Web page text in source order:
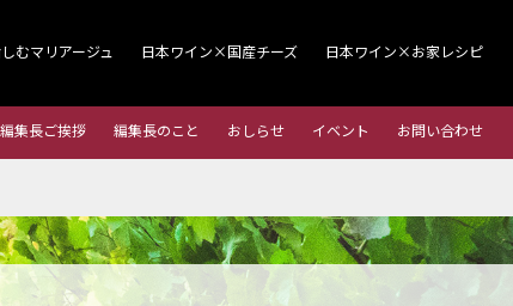
むマリアージュ 日本ワイン×国産チーズ 日本ワイン×お家レシピ
編集長ご挨拶 編集長のこと おしらせ イベント お問い合わせ